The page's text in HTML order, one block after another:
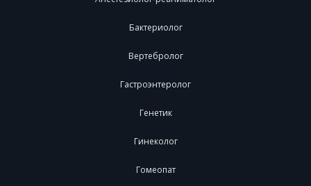
Бактериолог
Вертебролог
Гастроэнтеролог
Генетик
Гинеколог
Гомеопат